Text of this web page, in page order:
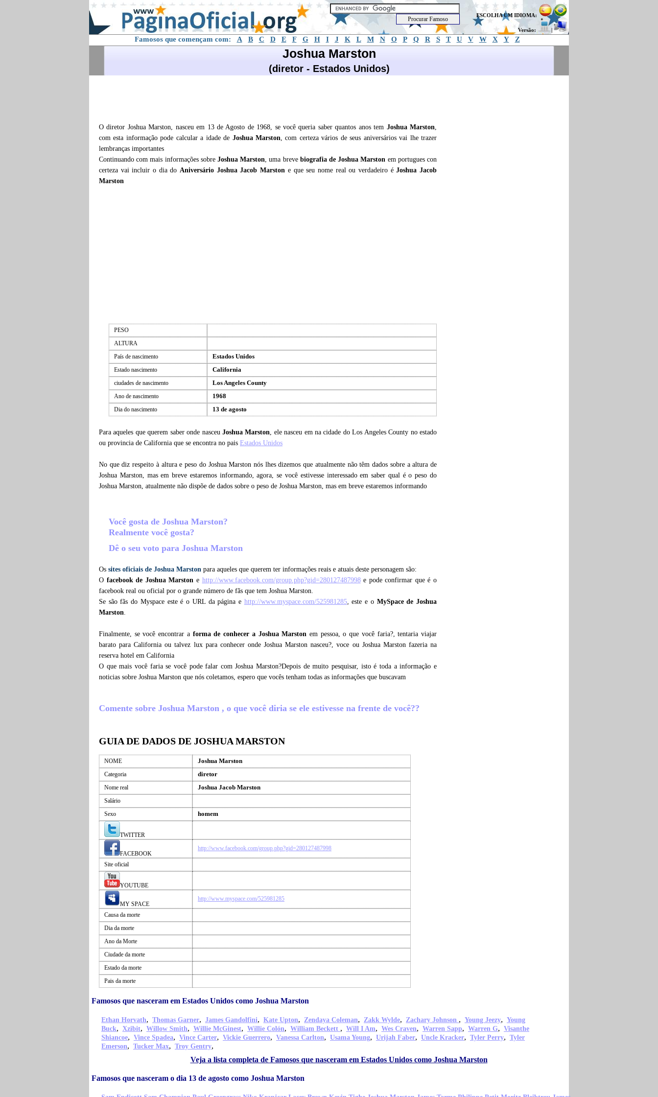
ESCOLHA UM IDIOMA:
Versão: |
Famosos que començam com: A B C D E F G H I J K L M N O P Q R S T U V W X Y Z
Joshua Marston
(diretor - Estados Unidos)
O diretor Joshua Marston, nasceu em 13 de Agosto de 1968, se você queria saber quantos anos tem Joshua Marston,
com esta informação pode calcular a idade de Joshua Marston, com certeza vários de seus aniversários vai lhe trazer
lembranças importantes
Continuando com mais informações sobre Joshua Marston, uma breve biografia deJoshua Marston em portugues con
certeza vai incluir o dia doAniversário Joshua Jacob Marston e que seu nome real ou verdadeiro éJoshua Jacob
Marston
PESO
ALTURA
País de nascimento
Estados Unidos
Estado nascimento California
ciudades de nascimento Los Angeles County
Ano de nascimento 1968
Dia do nascimento 13 de agosto
Para aqueles que querem saber onde nasceu Joshua Marston, ele nasceu em na cidade do Los Angeles County no estado
ou provincia de California que se encontra no pais Estados Unidos
No que diz respeito à altura e peso do Joshua Marston nós lhes dizemos que atualmente não têm dados sobre a altura de
Joshua Marston, mas em breve estaremos informando, agora, se você estivesse interessado em saber qual é o peso do
Joshua Marston, atualmente não dispõe de dados sobre o peso de Joshua Marston, mas em breve estaremos informando
Você gosta de Joshua Marston?
Realmente você gosta?
Dê o seu voto para Joshua Marston
Os sites oficiais de Joshua Marston para aqueles que querem ter informações reais e atuais deste personagem são:
O facebook de Joshua Marston e http://www.facebook.com/group.php?gid=280127487998e pode confirmar que é o
facebook real ou oficial por o grande número de fãs que tem Joshua Marston.
Se são fãs do Myspace este é o URL da página e http://www.myspace.com/525981285, este e o MySpace de Joshua
Marston.
Finalmente, se você encontrar a forma de conhecer a Joshua Marston em pessoa, o que você faria?, tentaria viajar
barato para California ou talvez lux para conhecer onde Joshua Marston nasceu?, voce ou Joshua Marston fazeria na
reserva hotel em California
O que mais você faria se você pode falar com Joshua Marston?Depois de muito pesquisar, isto é toda a informação e
noticias sobre Joshua Marston que nós coletamos, espero que vocês tenham todas as informações que buscavam
Comente sobre Joshua Marston , o que você diria se ele estivesse na frente de você??
GUIA DE DADOS DE JOSHUA MARSTON
NOME Joshua Marston
Categoria diretor
Nome real Joshua Jacob Marston
Salário
Sexo
homem
TWITTER
FACEBOOK
http://www.facebook.com/group.php?gid=280127487998
Site oficial
YOUTUBE
MY SPACE
http://www.myspace.com/525981285
Causa da morte
Dia da morte
Ano da Morte
Ciudade da morte
Estado da morte
Pais da morte
Famosos que nasceram em Estados Unidos como Joshua Marston
Ethan Horvath, Thomas Garner, James Gandolfini, Kate Upton, Zendaya Coleman, Zakk Wylde, Zachary Johnson , Young Jeezy, Young
Buck, Xzibit, Willow Smith, Willie McGinest, Willie Colón, William Beckett , Will I Am, Wes Craven, Warren Sapp, Warren G, Visanthe
Shiancoe, Vince Spadea, Vince Carter, Vickie Guerrero, Vanessa Carlton, Usama Young, Urijah Faber, Uncle Kracker, Tyler Perry, Tyler
Emerson, Tucker Max, Troy Gentry,
Veja a lista completa de Famosos que nasceram em Estados Unidos como Joshua Marston
Famosos que nasceram o dia 13 de agosto como Joshua Marston